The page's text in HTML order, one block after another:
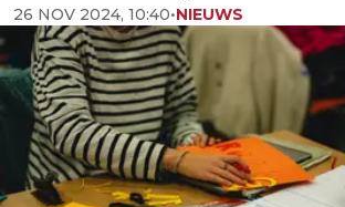
26 NOV 2024, 10:40•NIEUWS